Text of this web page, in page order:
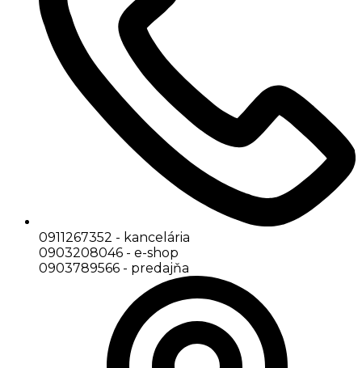
0911267352 - kancelária
0903208046 - e-shop
0903789566 - predajňa